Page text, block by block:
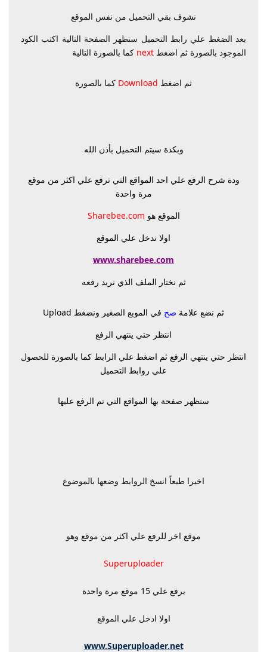
نشوف بقي التحميل من نفس الموقع
بعد الضغط علي رابط التحميل ستظهر الصفحة التالية اكتب الكود
الموجود بالصورة ثم اضغط next كما بالصورة التالية
ثم اضغط Download كما بالصورة
وبكدة سيتم التحميل بأذن الله
ودة شرح الرفع علي احد المواقع التي ترفع علي اكثر من موقع
مرة واحدة
الموقع هو Sharebee.com
اولا ندخل علي الموقع
www.sharebee.com
ثم نختار الملف الذي نريد رفعه
ثم نضع علامة صح في الموبع الصغير ونضغط Upload
انتظر حتي ينتهي الرفع
انتظر حتي ينتهي الرفع ثم اضغط علي الرابط كما بالصورة للحصول
علي روابط التحميل
ستظهر صفحة بها المواقع التي تم الرفع عليها
اخيرا طبعاً انسخ الروابط وضعها بالموضوع
موقع اخر للرفع علي اكثر من موقع وهو
Superuploader
يرفع علي 15 موقع مرة واحدة
اولا ادخل علي الموقع
www.Superuploader.net